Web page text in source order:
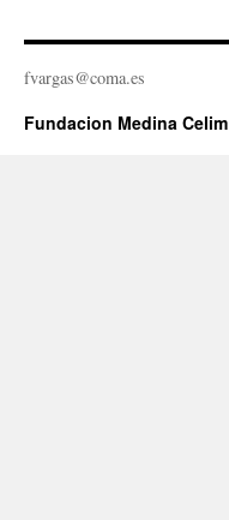
fvargas@coma.es
Fundacion Medina Celim